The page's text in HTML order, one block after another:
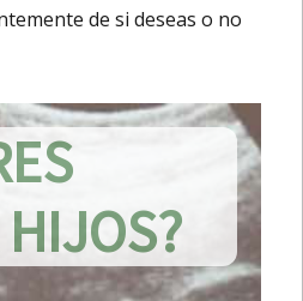
de si deseas o no